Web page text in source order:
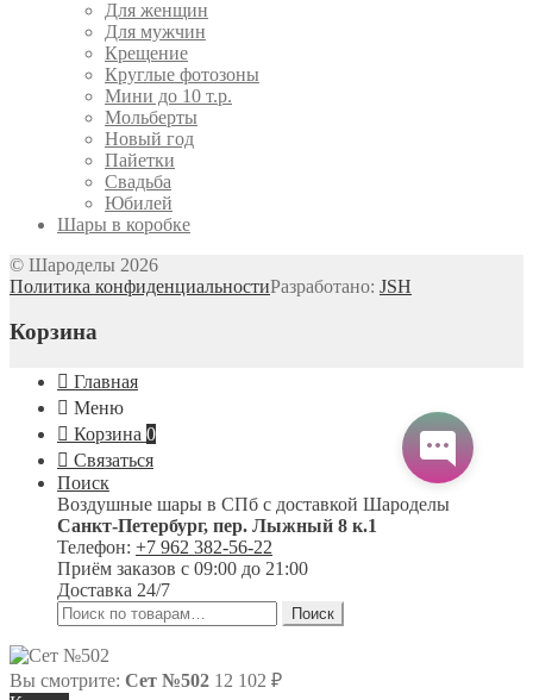
Для женщин
Для мужчин
Крещение
Круглые фотозоны
Мини до 10 т.р.
Мольберты
Новый год
Пайетки
Свадьба
Юбилей
Шары в коробке
© Шароделы 2026
Политика конфиденциальностиРазработано: JSH
Корзина
Главная
Меню
Корзина 0
Связаться
Поиск
Воздушные шары в СПб с доставкой Шароделы
Санкт-Петербург, пер. Лыжный 8 к.1
Телефон: +7 962 382-56-22
Приём заказов с 09:00 до 21:00
Доставка 24/7
Искать:
Поиск
Вы смотрите: Сет №502 12 102 ₽